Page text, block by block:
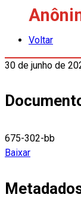
Voltar
30 de junho de
675-302-bb
Baixar